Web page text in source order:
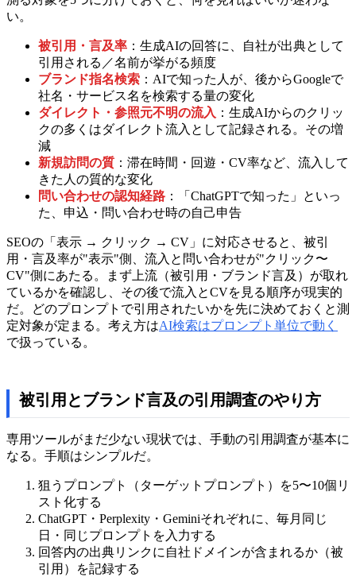
い。
被引用・言及率 ：生成AIの回答に、自社が出典として
引用される／名前が挙がる頻度
ブランド指名検索 ：AIで知った人が、後からGoogleで
社名・サービス名を検索する量の変化
ダイレクト・参照元不明の流入 ：生成AIからのクリッ
クの多くはダイレクト流入として記録される。その増
減
新規訪問の質 ：滞在時間・回遊・CV率など、流入して
きた人の質的な変化
問い合わせの認知経路 ：「ChatGPTで知った」といっ
た、申込・問い合わせ時の自己申告
SEOの「表示 → クリック → CV」に対応させると、被引
用・言及率が"表示"側、流入と問い合わせが"クリック〜
CV"側にあたる。まず上流（被引用・ブランド言及）が取れ
ているかを確認し、その後で流入とCVを見る順序が現実的
だ。どのプロンプトで引用されたいかを先に決めておくと測
定対象が定まる。考え方はAI検索はプロンプト単位で動く
で扱っている。
被引用とブランド言及の引用調査のやり方
専用ツールがまだ少ない現状では、手動の引用調査が基本に
なる。手順はシンプルだ。
狙うプロンプト（ターゲットプロンプト）を5〜10個リ
スト化する
ChatGPT・Perplexity・Geminiそれぞれに、毎月同じ
日・同じプロンプトを入力する
回答内の出典リンクに自社ドメインが含まれるか（被
引用）を記録する